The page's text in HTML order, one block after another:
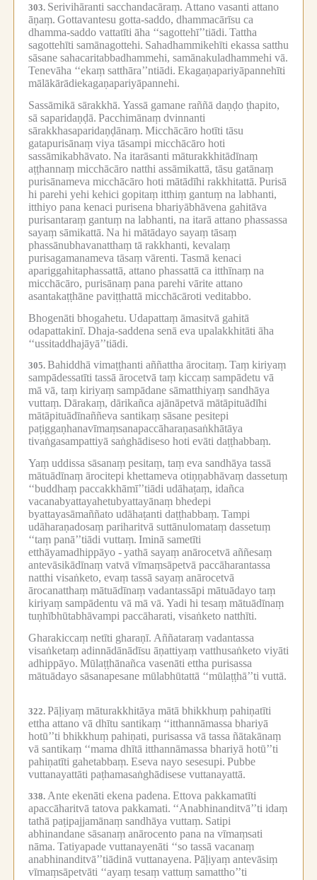
303. Serivihāranti sacchandacāraṃ. Attano vasanti attano
āṇaṃ. Gottavantesu gotta-saddo, dhammacārīsu ca
dhamma-saddo vattatīti āha ‘‘sagottehī’’tiādi. Tattha
sagottehīti samānagottehi. Sahadhammikehīti ekassa satthu
sāsane sahacaritabbadhammehi, samānakuladhammehi vā.
Tenevāha ‘‘ekaṃ satthāra’’ntiādi. Ekagaṇapariyāpannehīti
mālākārādiekagaṇapariyāpannehi.
Sassāmikā sārakkhā. Yassā gamane raññā daṇḍo ṭhapito,
sā saparidaṇḍā. Pacchimānaṃ dvinnanti
sārakkhasaparidaṇḍānaṃ. Micchācāro hotīti tāsu
gatapurisānaṃ viya tāsampi micchācāro hoti
sassāmikabhāvato. Na itarāsanti māturakkhitādīnaṃ
aṭṭhannaṃ micchācāro natthi assāmikattā, tāsu gatānaṃ
purisānameva micchācāro hoti mātādīhi rakkhitattā. Purisā
hi parehi yehi kehici gopitaṃ itthiṃ gantuṃ na labhanti,
itthiyo pana kenaci purisena bhariyābhāvena gahitāva
purisantaraṃ gantuṃ na labhanti, na itarā attano phassassa
sayaṃ sāmikattā. Na hi mātādayo sayaṃ tāsaṃ
phassānubhavanatthaṃ tā rakkhanti, kevalaṃ
purisagamanameva tāsaṃ vārenti. Tasmā kenaci
apariggahitaphassattā, attano phassattā ca itthīnaṃ na
micchācāro, purisānaṃ pana parehi vārite attano
asantakaṭṭhāne paviṭṭhattā micchācāroti veditabbo.
Bhogenāti bhogahetu. Udapattaṃ āmasitvā gahitā
odapattakinī. Dhaja-saddena senā eva upalakkhitāti āha
‘‘ussitaddhajāyā’’tiādi.
305. Bahiddhā vimaṭṭhanti aññattha ārocitaṃ. Taṃ kiriyaṃ
sampādessatīti tassā ārocetvā taṃ kiccaṃ sampādetu vā
mā vā, taṃ kiriyaṃ sampādane sāmatthiyaṃ sandhāya
vuttaṃ. Dārakaṃ, dārikañca ajānāpetvā mātāpituādīhi
mātāpituādīnaññeva santikaṃ sāsane pesitepi
paṭiggaṇhanavīmaṃsanapaccāharaṇasaṅkhātāya
tivaṅgasampattiyā saṅghādiseso hoti evāti daṭṭhabbaṃ.
Yaṃ uddissa sāsanaṃ pesitaṃ, taṃ eva sandhāya tassā
mātuādīnaṃ ārocitepi khettameva otiṇṇabhāvaṃ dassetuṃ
‘‘buddhaṃ paccakkhāmī’’tiādi udāhaṭaṃ, idañca
vacanabyattayahetubyattayānaṃ bhedepi
byattayasāmaññato udāhaṭanti daṭṭhabbaṃ. Tampi
udāharaṇadosaṃ pariharitvā suttānulomataṃ dassetuṃ
‘‘taṃ panā’’tiādi vuttaṃ. Iminā sametīti
etthāyamadhippāyo -yathā sayaṃ anārocetvā aññesaṃ
antevāsikādīnaṃ vatvā vīmaṃsāpetvā paccāharantassa
natthi visaṅketo, evaṃ tassā sayaṃ anārocetvā
ārocanatthaṃ mātuādīnaṃ vadantassāpi mātuādayo taṃ
kiriyaṃ sampādentu vā mā vā. Yadi hi tesaṃ mātuādīnaṃ
tuṇhībhūtabhāvampi paccāharati, visaṅketo natthīti.
Gharakiccaṃ netīti gharaṇī. Aññataraṃ vadantassa
visaṅketaṃ adinnādānādīsu āṇattiyaṃ vatthusaṅketo viyāti
adhippāyo. Mūlaṭṭhānañca vasenāti ettha purisassa
mātuādayo sāsanapesane mūlabhūtattā ‘‘mūlaṭṭhā’’ti vuttā.
322. Pāḷiyaṃ māturakkhitāya mātā bhikkhuṃ pahiṇatīti
ettha attano vā dhītu santikaṃ ‘‘itthannāmassa bhariyā
hotū’’ti bhikkhuṃ pahiṇati, purisassa vā tassa ñātakānaṃ
vā santikaṃ ‘‘mama dhītā itthannāmassa bhariyā hotū’’ti
pahiṇatīti gahetabbaṃ. Eseva nayo sesesupi. Pubbe
vuttanayattāti paṭhamasaṅghādisese vuttanayattā.
338. Ante ekenāti ekena padena. Ettova pakkamatīti
apaccāharitvā tatova pakkamati. ‘‘Anabhinanditvā’’ti idaṃ
tathā paṭipajjamānaṃ sandhāya vuttaṃ. Satipi
abhinandane sāsanaṃ anārocento pana na vīmaṃsati
nāma. Tatiyapade vuttanayenāti ‘‘so tassā vacanaṃ
anabhinanditvā’’tiādinā vuttanayena. Pāḷiyaṃ antevāsiṃ
vīmaṃsāpetvāti ‘‘ayaṃ tesaṃ vattuṃ samattho’’ti